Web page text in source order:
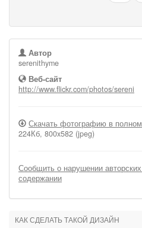
Автор
serenithyme
Веб-сайт
http://www.flickr.com/photos/sereni
Скачать фотографию в
224Кб, 800x582 (jpeg)
Сообщить о нарушении
содержании
КАК СДЕЛАТЬ ТАКОЙ ДИЗАЙН